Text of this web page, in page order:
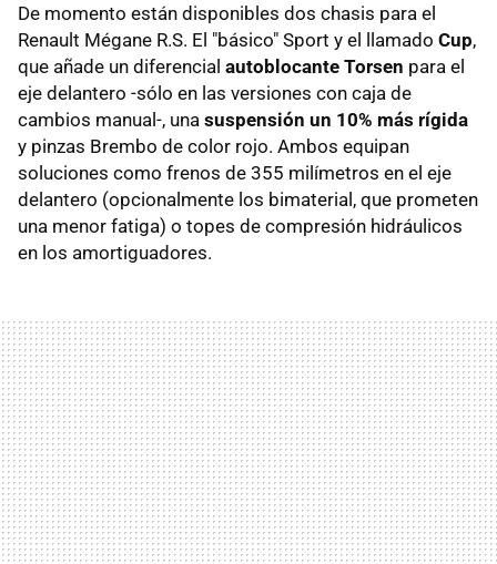
De momento están disponibles dos chasis para el
Renault Mégane R.S. El "básico" Sport y el llamado Cup,
que añade un diferencial autoblocante Torsen para el
eje delantero -sólo en las versiones con caja de
cambios manual-, una suspensión un 10% más rígida
y pinzas Brembo de color rojo. Ambos equipan
soluciones como frenos de 355 milímetros en el eje
delantero (opcionalmente los bimaterial, que prometen
una menor fatiga) o topes de compresión hidráulicos
en los amortiguadores.